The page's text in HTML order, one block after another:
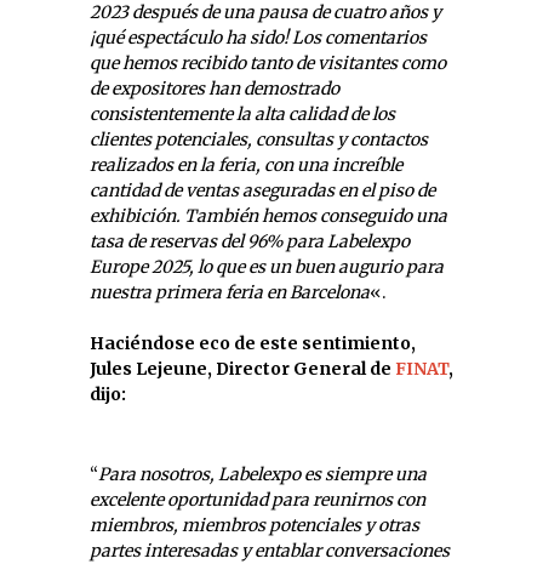
2023 después de una pausa de cuatro años y
¡qué espectáculo ha sido! Los comentarios
que hemos recibido tanto de visitantes como
de expositores han demostrado
consistentemente la alta calidad de los
clientes potenciales, consultas y contactos
realizados en la feria, con una increíble
cantidad de ventas aseguradas en el piso de
exhibición. También hemos conseguido una
tasa de reservas del 96% para Labelexpo
Europe 2025, lo que es un buen augurio para
nuestra primera feria en Barcelona«.
Haciéndose eco de este sentimiento,
Jules Lejeune, Director General de FINAT,
dijo:
“Para nosotros, Labelexpo es siempre una
excelente oportunidad para reunirnos con
miembros, miembros potenciales y otras
partes interesadas y entablar conversaciones